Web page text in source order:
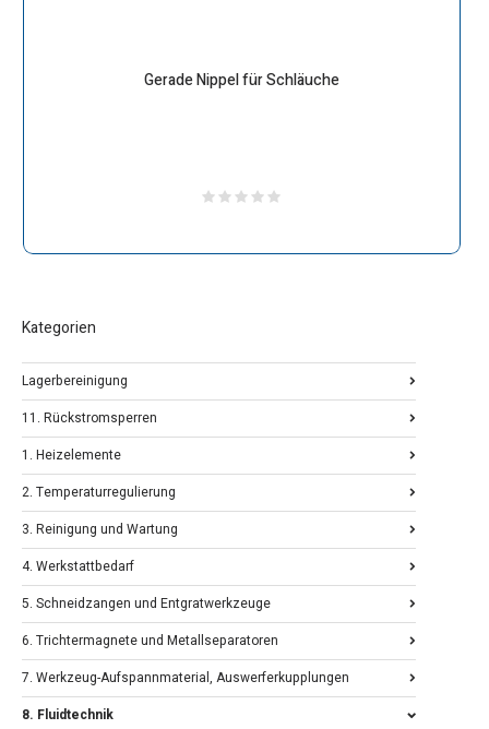
Gerade Nippel für Schläuche
Kategorien
Lagerbereinigung
11. Rückstromsperren
1. Heizelemente
2. Temperaturregulierung
3. Reinigung und Wartung
4. Werkstattbedarf
5. Schneidzangen und Entgratwerkzeuge
6. Trichtermagnete und Metallseparatoren
7. Werkzeug-Aufspannmaterial, Auswerferkupplungen
8. Fluidtechnik